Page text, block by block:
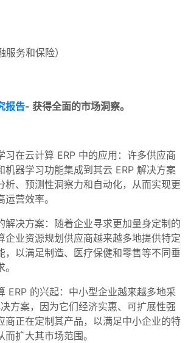
服务和保险）
报告- 获得全面的市场洞察。
习在云计算 ERP 中的应用：许多供应商
机器学习功能集成到其云 ERP 解决方案
析、预测性洞察力和自动化，从而实现更
营效率。
解决方案：随着企业寻求更加量身定制的
企业资源规划供应商越来越多地提供特定
，以满足制造、医疗保健和零售等不同垂
ERP 的兴起：中小型企业越来越多地采
方案，因为它们经济实惠、可扩展性强
商正在定制其产品，以满足中小企业的特
扩大其市场范围。